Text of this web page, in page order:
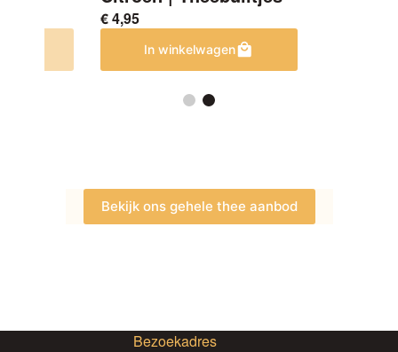
€4,95
In winkelwagen
Bekijk ons gehele thee aanbod
Bezoekadres